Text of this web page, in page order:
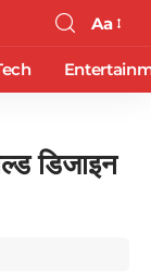
Aa
डिजाइन